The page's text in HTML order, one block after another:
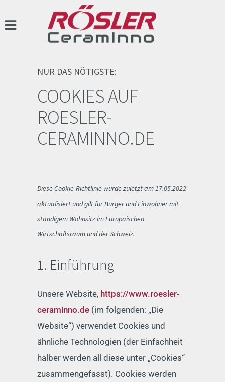
NUR DAS NÖTIGSTE:
COOKIES AUF
ROESLER-
CERAMINNO.DE
Diese Cookie-Richtlinie wurde zuletzt am 17.05.2022
aktualisiert und gilt für Bürger und Einwohner mit
ständigem Wohnsitz im Europäischen
Wirtschaftsraum und der Schweiz.
1. Einführung
Unsere Website, https://www.roesler-
ceraminno.de (im folgenden: „Die
Website“) verwendet Cookies und
ähnliche Technologien (der Einfachheit
halber werden all diese unter „Cookies“
zusammengefasst). Cookies werden